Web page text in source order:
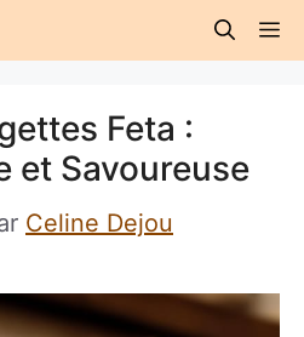
Feta :
et Savoureuse
Celine Dejou